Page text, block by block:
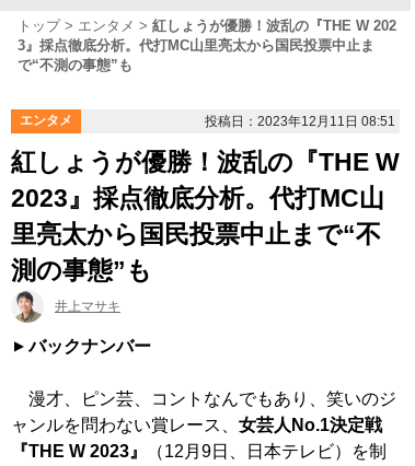
トップ エンタメ
紅しょうが優勝！波乱の『THE W 202
3』採点徹底分析。代打MC山里亮太から国民投票中止ま
で“不測の事態”も
エンタメ 投稿日：2023年12月11日 08:51
紅しょうが優勝！波乱の『THE W
2023』採点徹底分析。代打MC山
里亮太から国民投票中止まで“不
測の事態”も
井上マサキ
バックナンバー
漫才、ピン芸、コントなんでもあり、笑いのジ
ャンルを問わない賞レース、 女芸人No.1決定戦
『THE W 2023』
（12月9日、日本テレビ）を制